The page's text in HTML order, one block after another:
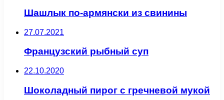
Шашлык по-армянски из свинины
27.07.2021
Французский рыбный суп
22.10.2020
Шоколадный пирог с гречневой мукой